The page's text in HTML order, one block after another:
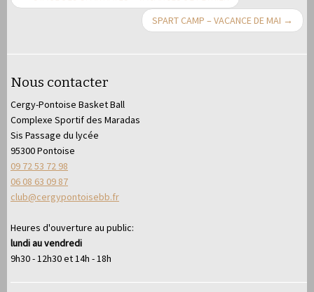
SPART CAMP – VACANCE DE MAI →
Nous contacter
Cergy-Pontoise Basket Ball
Complexe Sportif des Maradas
Sis Passage du lycée
95300 Pontoise
09 72 53 72 98
06 08 63 09 87
club@cergypontoisebb.fr
Heures d'ouverture au public:
lundi au vendredi
9h30 - 12h30 et 14h - 18h